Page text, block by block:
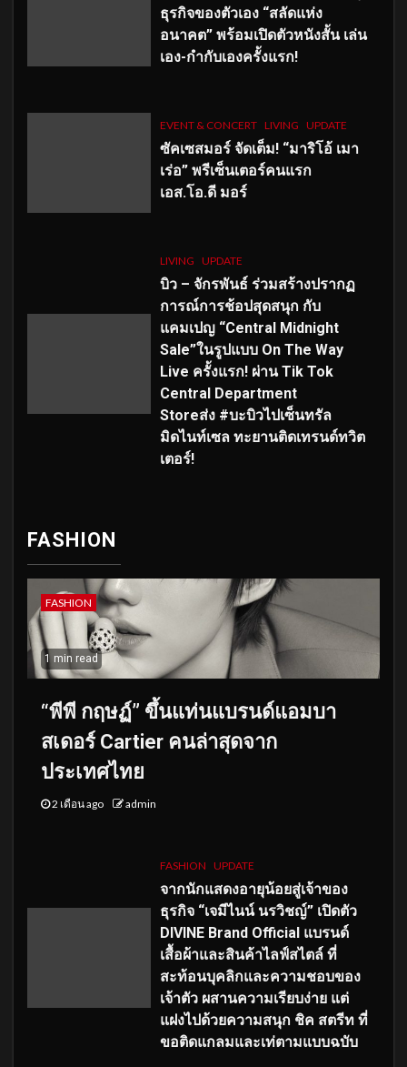
ธุรกิจของตัวเอง “สลัดแห่ง
อนาคต” พร้อมเปิดตัวหนังสั้น เล่น
เอง-กำกับเองครั้งแรก!
EVENT & CONCERT LIVING UPDATE
ซัคเซสมอร์ จัดเต็ม! “มาริโอ้ เมา
เร่อ” พรีเซ็นเตอร์คนแรก
เอส.โอ.ดี มอร์
LIVING UPDATE
บิว – จักรพันธ์ ร่วมสร้างปรากฏ
การณ์การช้อปสุดสนุก กับ
แคมเปญ “Central Midnight
Sale”ในรูปแบบ On The Way
Live ครั้งแรก! ผ่าน Tik Tok
Central Department
Storeส่ง #บะบิวไปเซ็นทรัล
มิดไนท์เซล ทะยานติดเทรนด์ทวิต
เตอร์!
FASHION
FASHION
1 min read
“พีพี กฤษฏ์” ขึ้นแท่นแบรนด์แอมบา
สเดอร์ Cartier คนล่าสุดจาก
ประเทศไทย
2 เดือน ago admin
FASHION UPDATE
จากนักแสดงอายุน้อยสู่เจ้าของ
ธุรกิจ “เจมีไนน์ นรวิชญ์” เปิดตัว
DIVINE Brand Official แบรนด์
เสื้อผ้าและสินค้าไลฟ์สไตล์ ที่
สะท้อนบุคลิกและความชอบของ
เจ้าตัว ผสานความเรียบง่าย แต่
แฝงไปด้วยความสนุก ชิค สตรีท ที่
ขอติดแกลมและเท่ตามแบบฉบับ